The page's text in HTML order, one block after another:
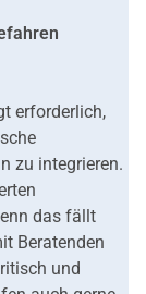
erforderlich,
zu integrieren.
das fällt
Beratenden
und